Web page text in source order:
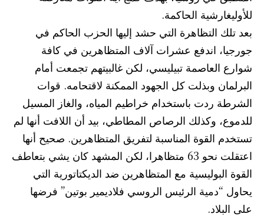
للأوليغارشية الحاكمة.
بعد تلك التظاهرة التي حشد إليها الحزب الحاكم في
جورجيا، اندفع عشرات آلاف المتظاهرين في كافة
شوارع العاصمة تبيليسي، لكن غالبيتهم تجمعت أمام
البرلمان وبذلت كل الجهود الممكنة لاقتحامه. قوات
الشرطة ردت باستخدام خراطيم المياه، والغاز المسيل
للدموع، وكذلك الرصاص المطاطي، بيد أن اللافت أنها لم
تستخدم القوة المناسبة لتفريق المتظاهرين. صحيح أنها
اعتقلت نحو 63 متظاهرا، لكن المشهد كان يشي بتعاطف
القوة البوليسية مع المتظاهرين ضد الديكتاتورية التي
يحاول “دمية الرئيس الروسي فلاديمير بوتين” فرضها
على البلاد.